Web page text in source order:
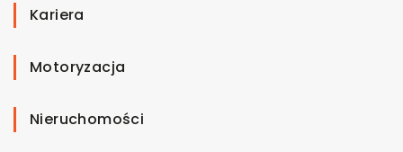
Kariera
Motoryzacja
Nieruchomości